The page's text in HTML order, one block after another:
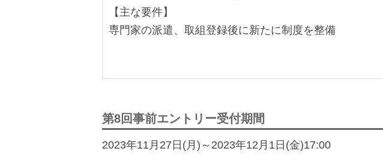
【主な要件】
専門家の派遣、取組登録後に新たに制度を整備
第8回事前エントリー受付期間
2023年11月27日(月)～2023年12月1日(金)17:00